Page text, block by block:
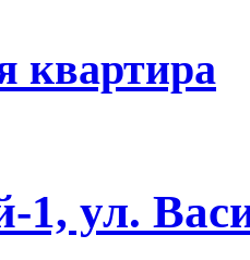
квартира
1, ул.